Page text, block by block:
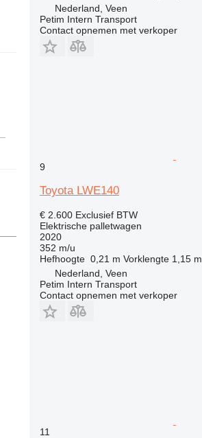
Nederland, Veen
Petim Intern Transport
Contact opnemen met verkoper
9
Toyota LWE140
€ 2.600 Exclusief BTW
Elektrische palletwagen
2020
352 m/u
Hefhoogte 0,21 m Vorklengte 1,15 m
Nederland, Veen
Petim Intern Transport
Contact opnemen met verkoper
11